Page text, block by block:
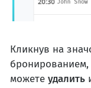
Кликнув на
можете удалить